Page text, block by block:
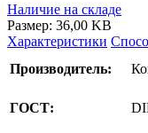
Наличие на складе
Размер: 36,00 KB
Характеристики
Производитель:
ГОСТ: